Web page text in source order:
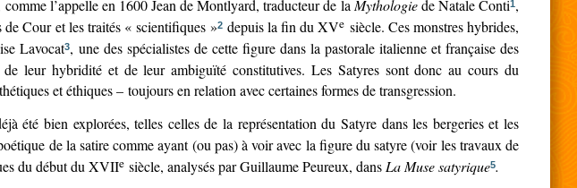
l’appelle en 1600 Jean de Montlyard, traducteur de la Mythologiede Natale Conti1,
de Cour et les traités « scientifiques »2 depuis la fin du XVe siècle. Ces monstres hybrides,
Lavocat3, une des spécialistes de cette figure dans la pastorale italienne et française des
leur hybridité et de leur ambiguïté constitutives. Les Satyres sont donc au cours du
et éthiques – toujours en relation avec certaines formes de transgression.
été bien explorées, telles celles de la représentation du Satyre dans les bergeries et les
de la satire comme ayant (ou pas) à voir avec la figure du satyre (voir les travaux de
du début du XVIIe siècle, analysés par Guillaume Peureux, dans La Muse satyrique5.